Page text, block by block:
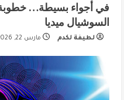
في أجواء بسيطة…
السوشيال ميديا
لطيفة لكدم مارس 22, 2026